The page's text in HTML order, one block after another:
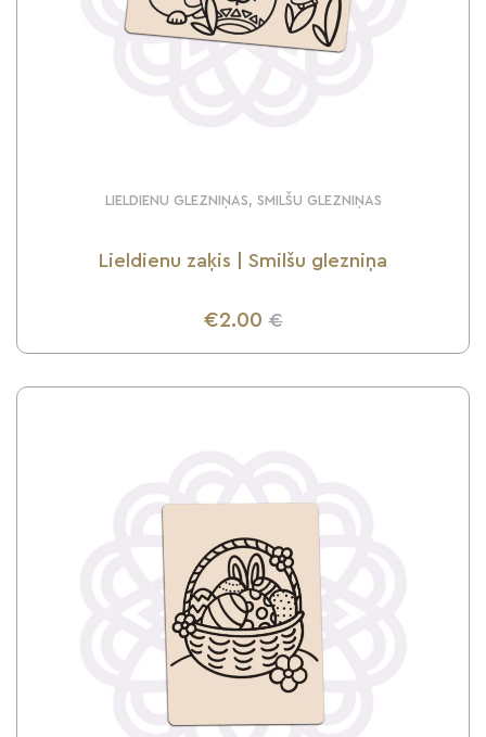
LIELDIENU GLEZNIŅAS, SMILŠU GLEZNIŅAS
Lieldienu zaķis | Smilšu glezniņa
€2.00 €
UZZINI VAIRĀK